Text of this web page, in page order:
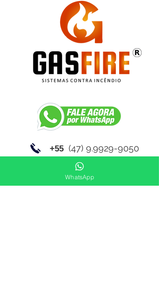
contato@gasfire.com.br
+55 (47) 9.9929-9050
WhatsApp